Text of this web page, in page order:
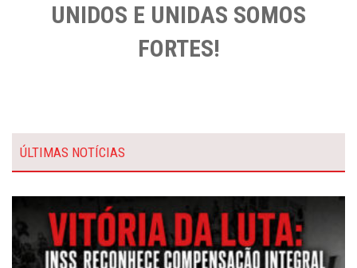
UNIDOS E UNIDAS SOMOS
FORTES!
ÚLTIMAS NOTÍCIAS